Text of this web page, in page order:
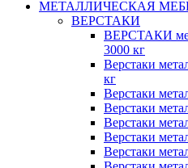
МЕТАЛЛИЧЕСКАЯ
ВЕРСТАКИ
ВЕРСТАКИ
3000 кг
Верстаки
кг
Верстаки
Верстаки
Верстаки
Верстаки
Верстаки